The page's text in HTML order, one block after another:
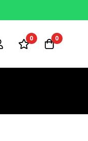
0 0